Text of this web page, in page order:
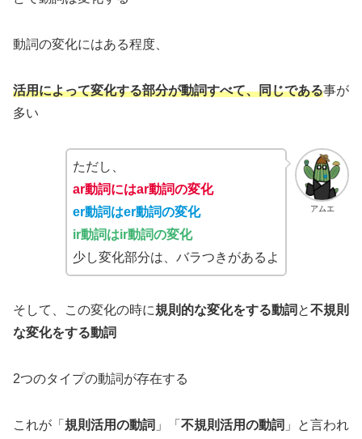
動詞の変化にはある程度、
活用によって変化する部分が動詞すべて、同じである事が
多い
アムエ
ただし、
ar動詞にはar動詞の変化
er動詞はer動詞の変化
ir動詞はir動詞の変化
少し変化部分は、バラつきがあるよ
そして、この変化の時に規則的な変化をする動詞 と不規則
な変化をする動詞
2つのタイプの動詞が存在する
これが「 規則活用の動詞 」「 不規則活用の動詞 」と言われ